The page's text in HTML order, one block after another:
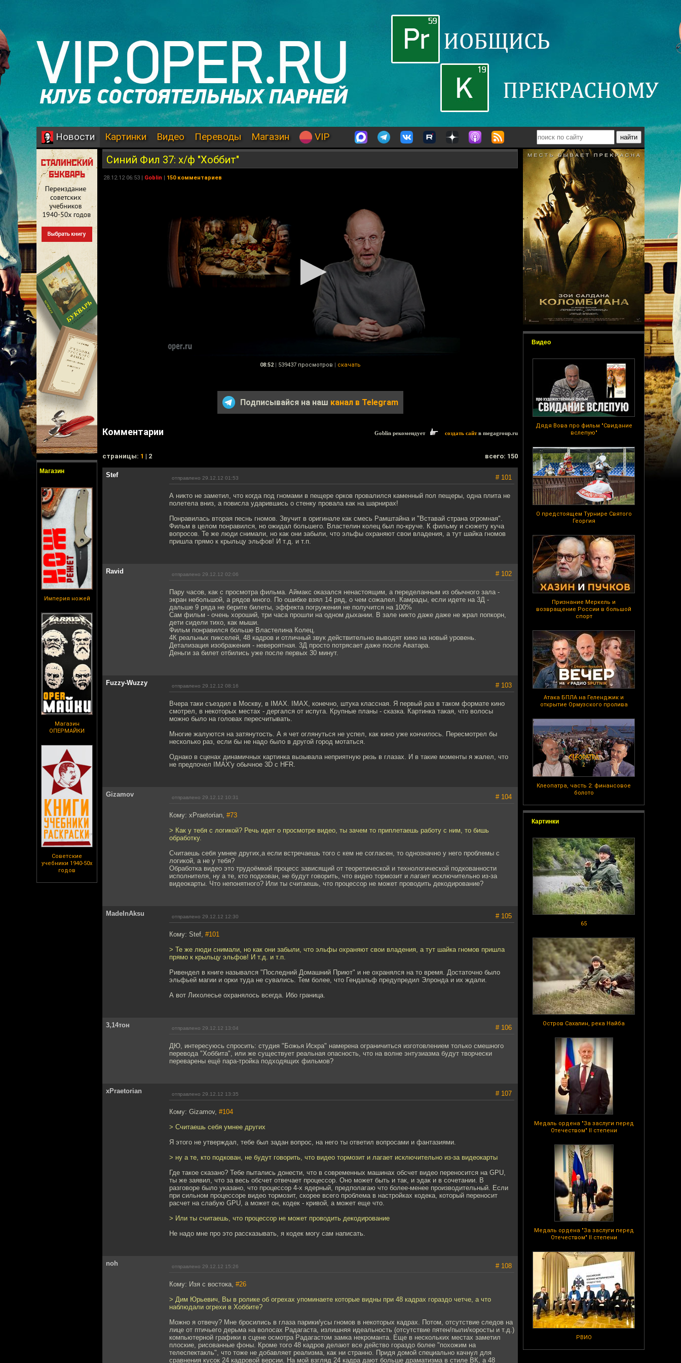
Новости Картинки Видео Переводы Магазин VIP
Магазин
Империя ножей
Магазин
ОПЕРМАЙКИ
Советские
учебники 1940-50х
годов
Видео
Дядя Вова про фильм "Свидание
вслепую"
О предстоящем Турнире Святого
Георгия
Признание Меркель и
возвращение России в большой
спорт
Атака БПЛА на Геленджик и
открытие Ормузского пролива
Клеопатра, часть 2: финансовое
болото
Картинки
65
Остров Сахалин, река Найба
Медаль ордена "За заслуги перед
Отечеством" II степени
Медаль ордена "За заслуги перед
Отечеством" II степени
РВИО
Синий Фил 37: х/ф "Хоббит"
28.12.12 06:53 | Goblin | 150 комментариев
08:52 | 539437 просмотров | скачать
Подписывайся на наш канал в Telegram
Комментарии Goblin рекомендует создать сайтв megagroup.ru
cтраницы: 1 | 2 всего: 150
Stef отправлено 29.12.12 01:53 # 101
А никто не заметил, что когда под гномами в пещере орков провалился каменный пол пещеры, одна плита не
полетела вниз, а повисла ударившись о стенку провала как на шарнирах!
Понравилась вторая песнь гномов. Звучит в оригинале как смесь Рамштайна и "Вставай страна огромная".
Фильм в целом понравился, но ожидал большего. Властелин колец был по-круче. К фильму и сюжету куча
вопросов. Те же люди снимали, но как они забыли, что эльфы охраняют свои владения, а тут шайка гномов
пришла прямо к крыльцу эльфов! И т.д. и т.п.
Ravid отправлено 29.12.12 02:06 # 102
Пару часов, как с просмотра фильма. Аймакс оказался ненастоящим, а переделанным из обычного зала -
экран небольшой, а рядов много. По ошибке взял 14 ряд, о чем сожалел. Камрады, если идете на 3Д -
дальше 9 ряда не берите билеты, эффекта погружения не получится на 100%
Сам фильм - очень хороший, три часа прошли на одном дыхании. В зале никто даже даже не жрал попкорн,
дети сидели тихо, как мыши.
Фильм понравился больше Властелина Колец.
4К реальных пикселей, 48 кадров и отличный звук действительно выводят кино на новый уровень.
Детализация изображения - невероятная. 3Д просто потрясает даже после Аватара.
Деньги за билет отбились уже после первых 30 минут.
Fuzzy-Wuzzy отправлено 29.12.12 08:16 # 103
Вчера таки съездил в Москву, в IMAX. IMAX, конечно, штука классная. Я первый раз в таком формате кино
смотрел, в некоторых местах - дергался от испуга. Крупные планы - сказка. Картинка такая, что волосы
можно было на головах пересчитывать.
Многие жалуются на затянутость. А я чет оглянуться не успел, как кино уже кончилось. Пересмотрел бы
несколько раз, если бы не надо было в другой город мотаться.
Однако в сценах динамичных картинка вызывала неприятную резь в глазах. И в такие моменты я жалел, что
не предпочел IMAX'у обычное 3D с HFR.
Gizamov отправлено 29.12.12 10:31 # 104
Кому: xPraetorian, #73
> Как у тебя с логикой? Речь идет о просмотре видео, ты зачем то приплетаешь работу с ним, то бишь
обработку.
Считаешь себя умнее других,а если встречаешь того с кем не согласен, то однозначно у него проблемы с
логикой, а не у тебя?
Обработка видео это трудоёмкий процесс зависящий от теоретической и технологической подкованности
исполнителя, ну а те, кто подкован, не будут говорить, что видео тормозит и лагает исключительно из-за
видеокарты. Что непонятного? Или ты считаешь, что процессор не может проводить декодирование?
MadeInAksu отправлено 29.12.12 12:30 # 105
Кому: Stef, #101
> Те же люди снимали, но как они забыли, что эльфы охраняют свои владения, а тут шайка гномов пришла
прямо к крыльцу эльфов! И т.д. и т.п.
Ривендел в книге назывался "Последний Домашний Приют" и не охранялся на то время. Достаточно было
эльфьей магии и орки туда не сувались. Тем более, что Гендальф предупредил Элронда и их ждали.
А вот Лихолесье охранялось всегда. Ибо граница.
3,14тон отправлено 29.12.12 13:04 # 106
ДЮ, интересуюсь спросить: студия "Божья Искра" намерена ограничиться изготовлением только смешного
перевода "Хоббита", или же существует реальная опасность, что на волне энтузиазма будут творчески
переварены ещё пара-тройка подходящих фильмов?
xPraetorian отправлено 29.12.12 13:35 # 107
Кому: Gizamov, #104
> Считаешь себя умнее других
Я этого не утверждал, тебе был задан вопрос, на него ты ответил вопросами и фантазиями.
> ну а те, кто подкован, не будут говорить, что видео тормозит и лагает исключительно из-за видеокарты
Где такое сказано? Тебе пытались донести, что в современных машинах обсчет видео переносится на GPU,
ты же заявил, что за весь обсчет отвечает процессор. Оно может быть и так, и эдак и в сочетании. В
разговоре было указано, что процессор 4-х ядерный, предполагаю что более-менее производительный. Если
при сильном процессоре видео тормозит, скорее всего проблема в настройках кодека, который переносит
расчет на слабую GPU, а может он, кодек - кривой, а может еще что.
> Или ты считаешь, что процессор не может проводить декодирование
Не надо мне про это рассказывать, я кодек могу сам написать.
noh отправлено 29.12.12 15:26 # 108
Кому: Изя с востока, #26
> Дим Юрьевич, Вы в ролике об огрехах упоминаете которые видны при 48 кадрах гораздо четче, а что
наблюдали огрехи в Хоббите?
Можно я отвечу? Мне бросились в глаза парики/усы гномов в некоторых кадрах. Потом, отсутствие следов на
лице от птичьего дерьма на волосах Радагаста, излишняя идеальность (отсутствие пятен/пыли/коросты и т.д.)
компьютерной графики в сцене осмотра Радагастом замка некроманта. Еще в нескольких местах заметил
плоские, рисованные фоны. Кроме того 48 кадров делают все действо гораздо более "похожим на
телеспектакль", что тоже не добавляет реализма, как ни странно. Придя домой специально качнул для
сравнения кусок 24 кадровой версии. На мой взгляд 24 кадра дают больше драматизма в стиле ВК, а 48